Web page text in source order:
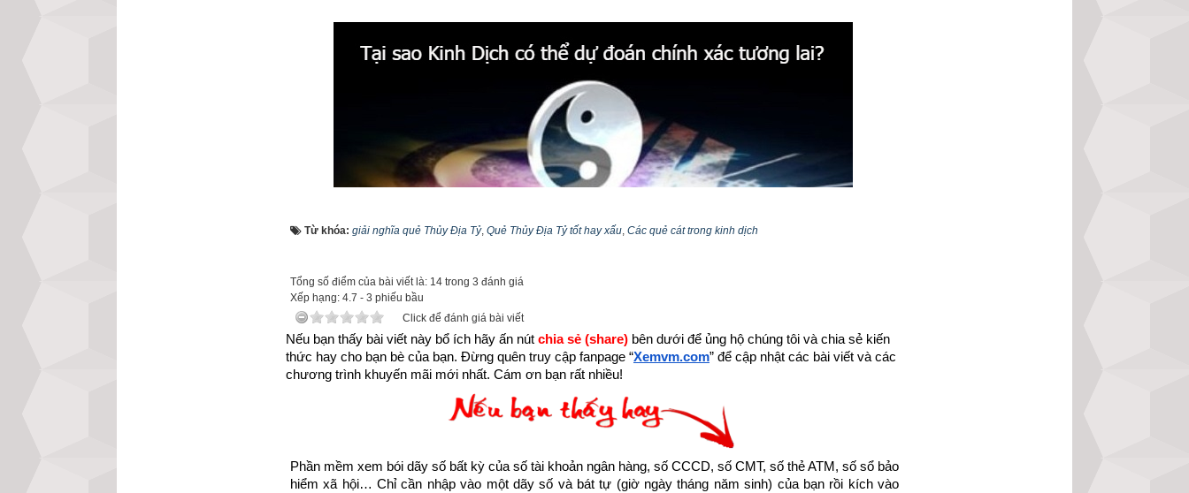
Kinh Dịch là một bộ thiên cổ kì thư. Đa số cho rằng Kinh Dịch chỉ để xem bói hay đoán biết vận mệnh
“Kinh” có thể hiểu là lời dạy bảo của Thần Phật, Thánh nhân, để điểm hóa cho con người. Ví dụ:
Từ khóa: giải nghĩa quẻ Thủy Địa Tỷ, Quẻ Thủy Địa Tỷ tốt hay xấu, Các quẻ cát trong kinh dịch
Tổng số điểm của bài viết là: 14 trong 3 đánh giá
Xếp hạng: 4.7 - 3 phiếu bầu
Click để đánh giá bài viết
Nếu bạn thấy bài viết này bổ ích hãy ấn nút chia sẻ (share) bên dưới để ủng hộ chúng tôi và chia sẻ kiến
thức hay cho bạn bè của bạn. Đừng quên truy cập fanpage “Xemvm.com” để cập nhật các bài viết và các
chương trình khuyến mãi mới nhất. Cám ơn bạn rất nhiều!
Phần mềm xem bói dãy số bất kỳ của số tài khoản ngân hàng, số CCCD, số CMT, số thẻ ATM, số sổ bảo
hiểm xã hội… Chỉ cần nhập vào một dãy số và bát tự (giờ ngày tháng năm sinh) của bạn rồi kích vào